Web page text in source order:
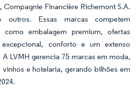
Compagnie Financière Richemont S.A.
Essas marcas competem
como embalagem premium, ofertas
excepcional, conforto e um extenso
LVMH gerencia 75 marcas em moda,
e hotelaria, gerando bilhões em